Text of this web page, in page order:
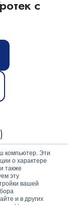
компьютер. Эти
о характере
также
эту
вашей
и в других
с
|О нас
данных